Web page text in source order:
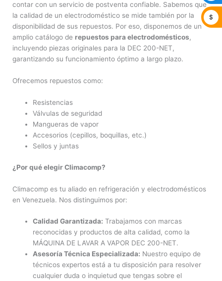
contar con un servicio de postventa confiable. Sabemos que
la calidad de un electrodoméstico se mide también por la
disponibilidad de sus repuestos. Por eso, disponemos de un
amplio catálogo de repuestos para electrodomésticos,
incluyendo piezas originales para la DEC 200-NET,
garantizando su funcionamiento óptimo a largo plazo.
Ofrecemos repuestos como:
Resistencias
Válvulas de seguridad
Mangueras de vapor
Accesorios (cepillos, boquillas, etc.)
Sellos y juntas
¿Por qué elegir Climacomp?
Climacomp es tu aliado en refrigeración y electrodomésticos
en Venezuela. Nos distinguimos por:
Calidad Garantizada: Trabajamos con marcas
reconocidas y productos de alta calidad, como la
MÁQUINA DE LAVAR A VAPOR DEC 200-NET.
Asesoría Técnica Especializada: Nuestro equipo de
técnicos expertos está a tu disposición para resolver
cualquier duda o inquietud que tengas sobre el
$